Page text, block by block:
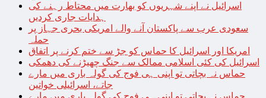
اسرائیل نے اپنے شہریوں کو بھارت میں محتاط رہنے کی
ہدایات جاری کردیں
سعودی عرب سے پاکستان آنے والے امریکی بحری جہاز پر
حملہ
امریکا اور اسرائیل کا حماس کو جڑ سے ختم کرنے پر اتفاق
اسرائیل کی کئی اسلامی ممالک سے جنگ چھیڑنے کی دھمکی
حماس نہ بچاتی تو اپنی ہی فوج کی گولہ باری میں مارے
جاتے، اسرائیلی خواتین
حماس نہ بچاتی تو اپنی ہی فوج کی گولہ باری میں مارے